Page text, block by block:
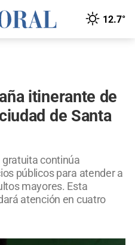
12.7°
itinerante de
de Santa
gratuita continúa
públicos para atender a
mayores. Esta
atención en cuatro